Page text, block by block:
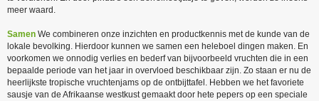
meer waard.
Samen We combineren onze inzichten en productkennis met de kunde van de
lokale bevolking. Hierdoor kunnen we samen een heleboel dingen maken. En
voorkomen we onnodig verlies en bederf van bijvoorbeeld vruchten die in een
bepaalde periode van het jaar in overvloed beschikbaar zijn. Zo staan er nu de
heerlijkste tropische vruchtenjams op de ontbijttafel. Hebben we het favoriete
sausje van de Afrikaanse westkust gemaakt door hete pepers op een speciale